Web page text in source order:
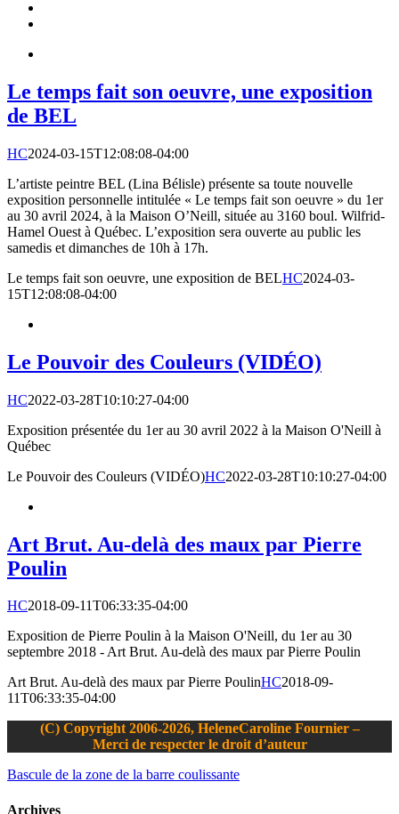
Le temps fait son oeuvre, une exposition
de BEL
HC2024-03-15T12:08:08-04:00
L’artiste peintre BEL (Lina Bélisle) présente sa toute nouvelle
exposition personnelle intitulée « Le temps fait son oeuvre » du 1er
au 30 avril 2024, à la Maison O’Neill, située au 3160 boul. Wilfrid-
Hamel Ouest à Québec. L’exposition sera ouverte au public les
samedis et dimanches de 10h à 17h.
Le temps fait son oeuvre, une exposition de BELHC2024-03-
15T12:08:08-04:00
Le Pouvoir des Couleurs (VIDÉO)
HC2022-03-28T10:10:27-04:00
Exposition présentée du 1er au 30 avril 2022 à la Maison O'Neill à
Québec
Le Pouvoir des Couleurs (VIDÉO)HC2022-03-28T10:10:27-04:00
Art Brut. Au-delà des maux par Pierre
Poulin
HC2018-09-11T06:33:35-04:00
Exposition de Pierre Poulin à la Maison O'Neill, du 1er au 30
septembre 2018 - Art Brut. Au-delà des maux par Pierre Poulin
Art Brut. Au-delà des maux par Pierre PoulinHC2018-09-
11T06:33:35-04:00
(C) Copyright 2006-2026, HeleneCaroline Fournier –
Merci de respecter le droit d’auteur
Bascule de la zone de la barre coulissante
Archives